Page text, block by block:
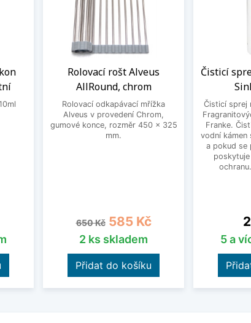
Rolovací rošt Alveus
AllRound, chrom
Rolovací odkapávací mřížka
Alveus v provedení Chrom,
gumové konce, rozměr 450 x 325
mm.
Běžná cena
650 Kč Cena
585 Kč
2 ks skladem
Přidat do košíku
Čisticí
Čisticí sprej
Franke.
vodní kámen
a pokud se
5 a